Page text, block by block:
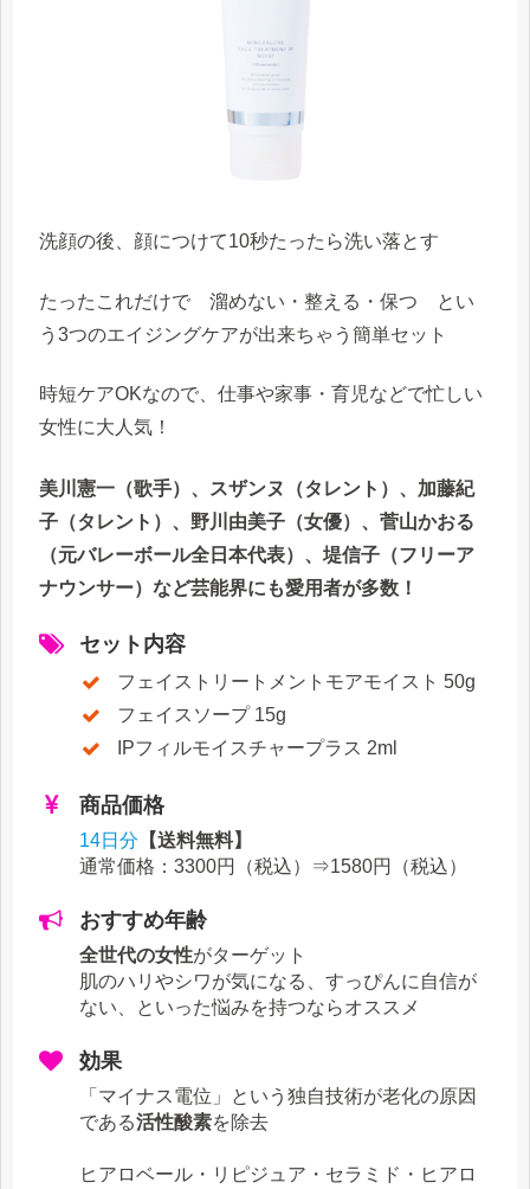
洗顔の後、顔につけて10秒たったら洗い落とす
たったこれだけで 溜めない・整える・保つ とい
う3つのエイジングケアが出来ちゃう簡単セット
時短ケアOKなので、仕事や家事・育児などで忙しい
女性に大人気！
美川憲一（歌手）、スザンヌ（タレント）、加藤紀
子（タレント）、野川由美子（女優）、菅山かおる
（元バレーボール全日本代表）、堤信子（フリーア
ナウンサー）など芸能界にも愛用者が多数！
セット内容
フェイストリートメントモアモイスト 50g
フェイスソープ 15g
IPフィルモイスチャープラス 2ml
商品価格
14日分 【送料無料】
通常価格：3300円（税込）⇒1580円 （税込）
おすすめ年齢
全世代の女性がターゲット
肌のハリやシワが気になる、すっぴんに自信が
ない、といった悩みを持つならオススメ
効果
「マイナス電位」という独自技術が老化の原因
である活性酸素を除去
ヒアロベール・リピジュア・セラミド・ヒアロ